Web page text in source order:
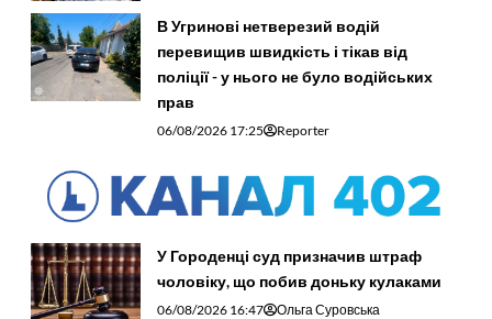
В Угринові нетверезий водій
перевищив швидкість і тікав від
поліції - у нього не було водійських
прав
06/08/2026 17:25 Reporter
У Городенці суд призначив штраф
чоловіку, що побив доньку кулаками
06/08/2026 16:47 Ольга Суровська